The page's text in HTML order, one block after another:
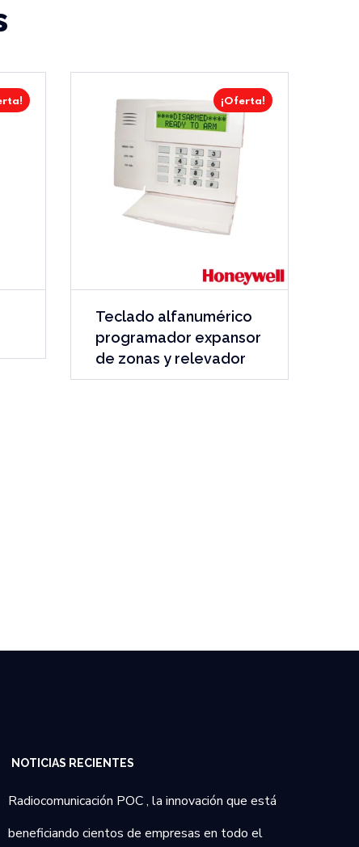
¡Oferta!
Teclado alfanumérico
programador expansor
de zonas y relevador
NOTICIAS RECIENTES
Radiocomunicación POC , la innovación que está
beneficiando cientos de empresas en todo el